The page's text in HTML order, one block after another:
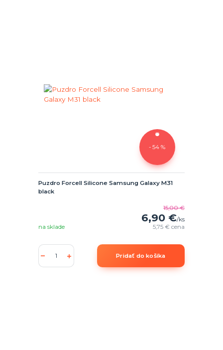
- 54 %
Puzdro Forcell Silicone Samsung Galaxy M31
black
15,00 €
6,90 €/ks
5,75 €cena
na sklade
Pridať do košíka